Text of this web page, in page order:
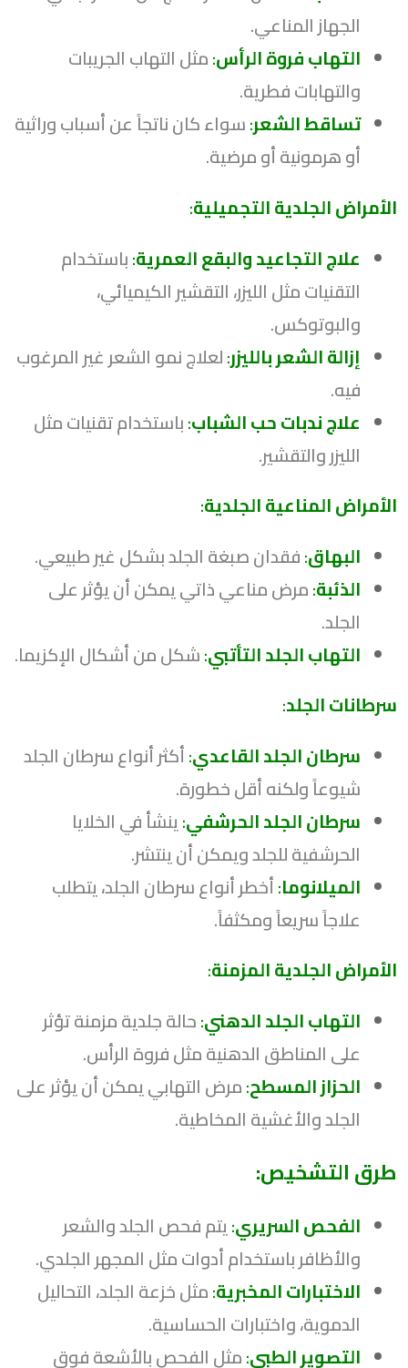
الجهاز المناعي.
التهاب فروة الرأس:مثل التهاب الجريبات
والتهابات فطرية.
تساقط الشعر:سواء كان ناتجاً عن أسباب وراثية
أو هرمونية أو مرضية.
الأمراض الجلدية التجميلية:
علاج التجاعيد والبقع العمرية:باستخدام
التقنيات مثل الليزر، التقشير الكيميائي،
والبوتوكس.
إزالة الشعر بالليزر:لعلاج نمو الشعر غير المرغوب
فيه.
علاج ندبات حب الشباب:باستخدام تقنيات مثل
الليزر والتقشير.
الأمراض المناعية الجلدية:
البهاق:فقدان صبغة الجلد بشكل غير طبيعي.
الذئبة:مرض مناعي ذاتي يمكن أن يؤثر على
الجلد.
التهاب الجلد التأتبي:شكل من أشكال الإكزيما.
سرطانات الجلد:
سرطان الجلد القاعدي:أكثر أنواع سرطان الجلد
شيوعاً ولكنه أقل خطورة.
سرطان الجلد الحرشفي:ينشأ في الخلايا
الحرشفية للجلد ويمكن أن ينتشر.
الميلانوما:أخطر أنواع سرطان الجلد، يتطلب
علاجاً سريعاً ومكثفاً.
الأمراض الجلدية المزمنة:
التهاب الجلد الدهني:حالة جلدية مزمنة تؤثر
على المناطق الدهنية مثل فروة الرأس.
الحزاز المسطح:مرض التهابي يمكن أن يؤثر على
الجلد والأغشية المخاطية.
طرق التشخيص:
الفحص السريري:يتم فحص الجلد والشعر
والأظافر باستخدام أدوات مثل المجهر الجلدي.
الاختبارات المخبرية:مثل خزعة الجلد، التحاليل
الدموية، واختبارات الحساسية.
التصوير الطبي:مثل الفحص بالأشعة فوق